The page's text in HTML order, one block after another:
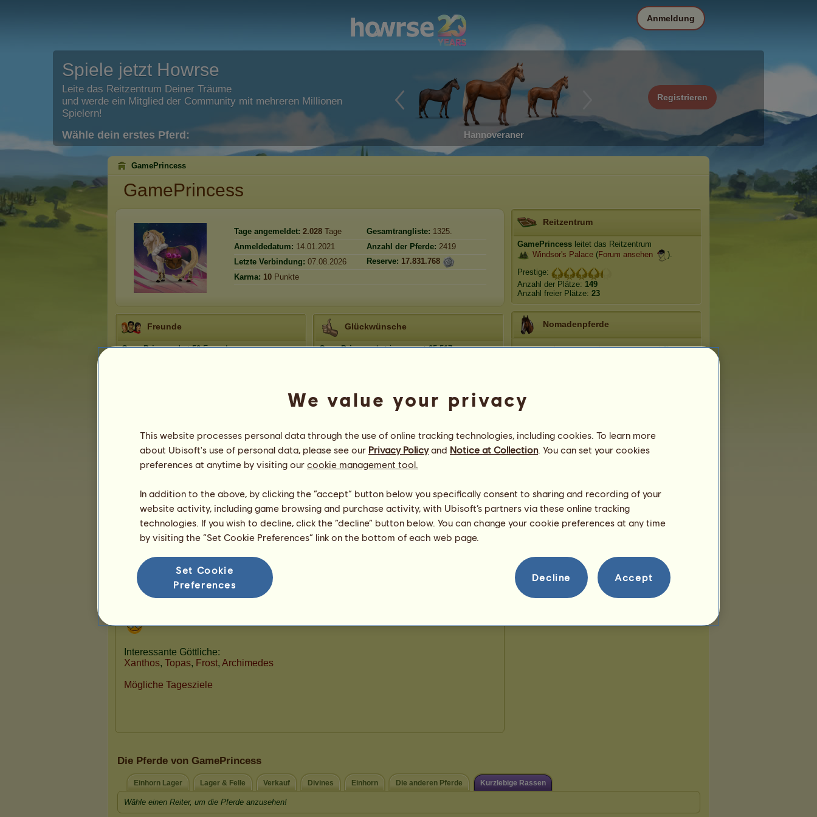
Spiele jetzt Howrse
Leite das Reitzentrum Deiner Träume
und werde ein Mitglied der Community mit mehreren Millionen
Spielern!
Wähle dein erstes Pferd: Hannoveraner
Registrieren
Anmeldung
GamePrincess
GamePrincess
Tage angemeldet: 2.028 Tage Gesamtrangliste: 1325.
Anmeldedatum: 14.01.2021 Anzahl der Pferde: 2419
Letzte Verbindung: 07.08.2026 Reserve: 17.831.768
Karma: 10 Punkte
Freunde
GamePrincesshat50Freunde:
2 3 ... 8
Glückwünsche
GamePrincesshat insgesamt25.517
19Hanni
Vor 1 Tag
Vivi
Vor 2 Tagen
16
Präsentation
Reitzentrum
GamePrincess leitet das Reitzentrum
Windsor's Palace (Forum ansehen
).
Prestige:
Anzahl der Plätze: 149
Anzahl freier Plätze: 23
Nomadenpferde
Hippohorn Lamahorn Dunkelhorn
Kurzlebige Rassen
Die Pferde von GamePrincess
Einhorn Lager Lager & Felle Verkauf Divines Einhorn Die anderen Pferde Kurzlebige Rassen
Wähle einen Reiter, um die Pferde anzusehen!
We value your privacy
This website processes personal data through the use of online tracking technologies, including cookies. To learn more
about Ubisoft's use of personal data, please see our Privacy Policyand Notice at Collection. You can set your cookies
preferences at anytime by visiting our cookie management tool.
In addition to the above, by clicking the “accept” button below you specifically consent to sharing and recording of your
website activity, including game browsing and purchase activity, with Ubisoft’s partners via these online tracking
technologies. If you wish to decline, click the “decline” button below. You can change your cookie preferences at any time
by visiting the “Set Cookie Preferences” link on the bottom of each web page.
Set Cookie
Preferences
Decline Accept